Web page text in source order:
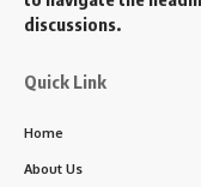
discussions.
Quick Link
Home
About Us